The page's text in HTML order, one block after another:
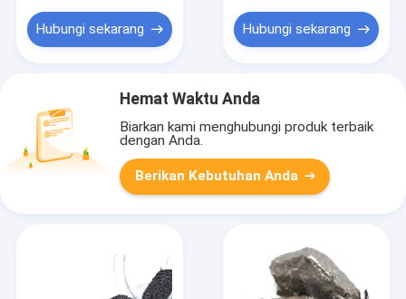
Hubungi sekarang Hubungi sekarang
Hemat Waktu Anda
Biarkan kami menghubungi produk terbaik
dengan Anda.
Berikan Kebutuhan Anda